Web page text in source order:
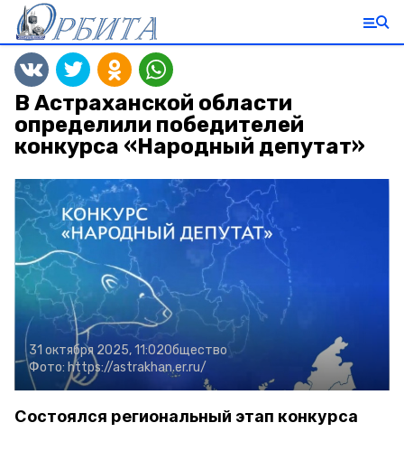
В Астраханской области
определили победителей
конкурса «Народный депутат»
31 октября 2025, 11:02Общество
Фото: https://astrakhan.er.ru/
Состоялся региональный этап конкурса